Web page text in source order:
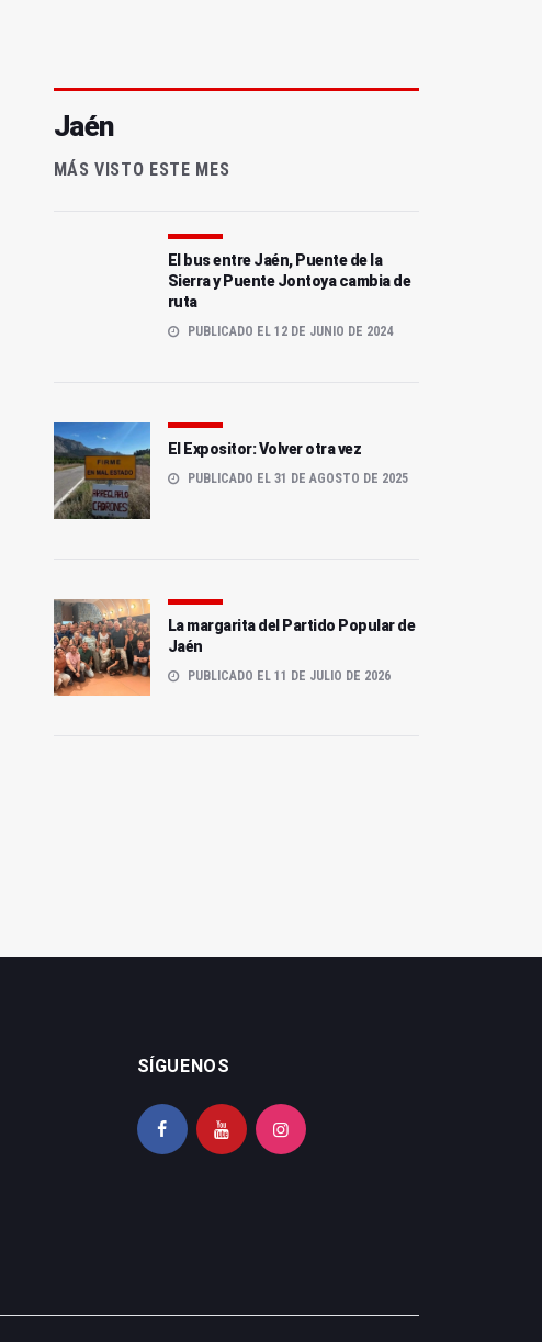
Jaén
MÁS VISTO ESTE MES
El bus entre Jaén, Puente de la
Sierra y Puente Jontoya cambia de
ruta
PUBLICADO EL 12 DE JUNIO DE 2024
El Expositor: Volver otra vez
PUBLICADO EL 31 DE AGOSTO DE 2025
La margarita del Partido Popular de
Jaén
PUBLICADO EL 11 DE JULIO DE 2026
SÍGUENOS